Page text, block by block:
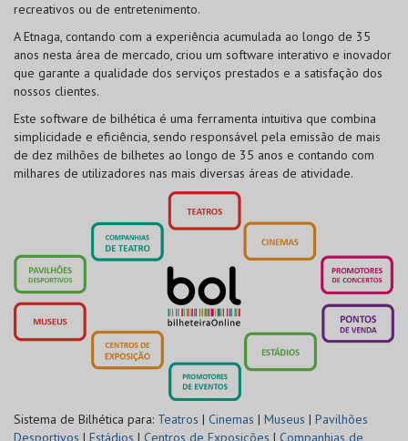
PRODUTOS
recreativos ou de entretenimento.
A Etnaga, contando com a experiência acumulada ao longo de 35
anos nesta área de mercado, criou um software interativo e inovador
que garante a qualidade dos serviços prestados e a satisfação dos
nossos clientes.
Este software de bilhética é uma ferramenta intuitiva que combina
simplicidade e eficiência, sendo responsável pela emissão de mais
de dez milhões de bilhetes ao longo de 35 anos e contando com
milhares de utilizadores nas mais diversas áreas de atividade.
Sistema de Bilhética para: Teatros | Cinemas | Museus | Pavilhões
Desportivos | Estádios | Centros de Exposições | Companhias de